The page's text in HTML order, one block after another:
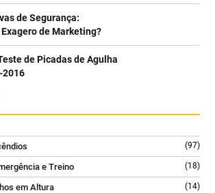
para escritórios, salas técnicas, indústria
com equipamentos críticos.
⠀⠀⠀⠀⠀⠀⠀⠀⠀⠀
mais no link da bio @tecniquitel
#GLORIA
2 0
de Segurança:
de Marketing?
de Picadas de Agulha
2016
(97)
e Treino (18)
em Altura (14)